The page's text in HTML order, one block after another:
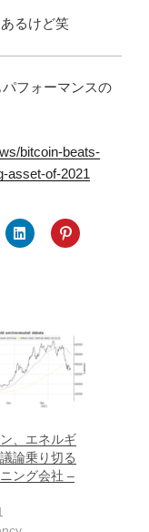
るけど笑
フォーマンスの
bitcoin-beats-
asset-of-2021
、エネルギ
論乗り切る
ング会社 –